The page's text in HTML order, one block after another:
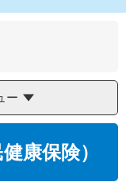
ー
康保険）